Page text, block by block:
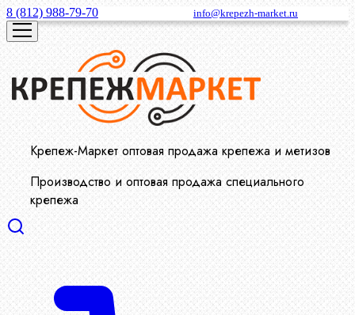
8 (812) 988-79-70 info@krepezh-market.ru
Крепеж-Маркет оптовая продажа крепежа и метизов
Производство и оптовая продажа специального
крепежа